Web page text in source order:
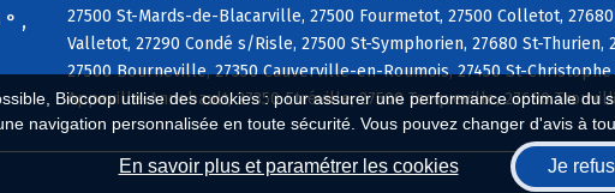
Biocoop utilise des cookies : pour assurer une performance optimale
navigation personnalisée en toute sécurité. Vous pouvez changer d'avis à
En savoir plus et paramétrer les cookies Je
° ,
27500 St-Mards-de-Blacarville, 27500 Fourmetot, 27500 Colletot,
Valletot, 27290 Condé s/Risle, 27500 St-Symphorien, 27680 St-
27500 Bourneville, 27350 Cauverville-en-Roumois, 27450 St-
Appeville-Annebault, 27350 Etréville, 27500 Tocqueville, 27680